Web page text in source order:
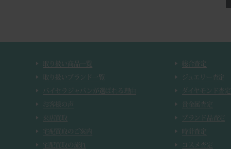
取り扱い商品一覧
取り扱いブランド一覧
バイセラジャパンが選ばれる理由
お客様の声
来店買取
宅配買取のご案内
宅配買取の流れ
総合査定
ジュエリー査定
ダイヤモンド査定
貴金属査定
ブランド品査定
時計査定
コスメ査定